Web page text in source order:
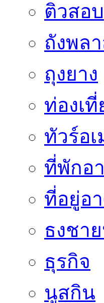
ติวสอบ
ถังพล
ถุงยาง
ท่องเที่
ทัวร์อเ
ที่พักอ
ที่อยู่อ
ธงชา
ธุรกิจ
นูสกิน